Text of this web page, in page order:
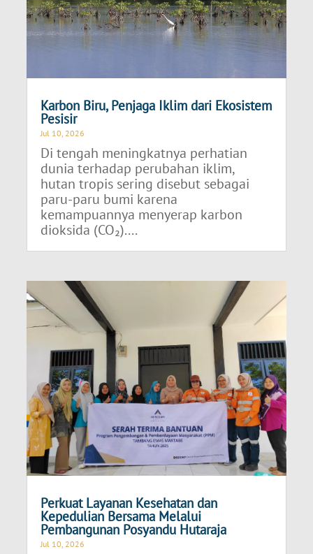
Karbon Biru, Penjaga Iklim dari Ekosistem
Pesisir
Jul 10, 2026
Di tengah meningkatnya perhatian
dunia terhadap perubahan iklim,
hutan tropis sering disebut sebagai
paru-paru bumi karena
kemampuannya menyerap karbon
dioksida (CO₂)....
Perkuat Layanan Kesehatan dan
Kepedulian Bersama Melalui
Pembangunan Posyandu Hutaraja
Jul 10, 2026